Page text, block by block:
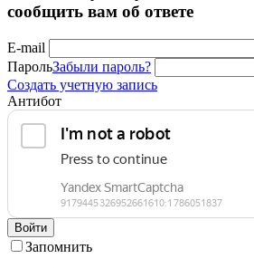
сообщить вам об ответе
E-mail
ПарольЗабыли пароль?
Создать учетную запись
Антибот
Войти
Запомнить